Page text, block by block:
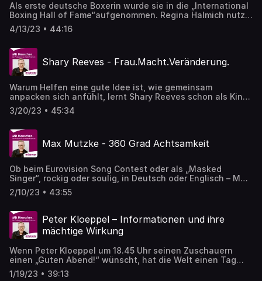
Als erste deutsche Boxerin wurde sie in die „International
Boxing Hall of Fame“aufgenommen. Regina Halmich nutzt
ihre weltweite Bekanntheit schlagkräftig für
ehrenamtliches Engagement.
4/13/23 • 44:16
Shary Reeves - Frau.Macht.Veränderung.
Warum Helfen eine gute Idee ist, wie gemeinsam
anpacken sich anfühlt, lernt Shary Reeves schon als Kind.
Sie appelliert für ein gutes, gerechtetes Miteinander, in
dem Frauen eine starke Rolle spielen. Viel gemeinsamer
Abteilung Afrika/Naher Osten bei Misereor und zur
diesjährigen Fastenaktion „Frau.Macht.Veränderung.“ mit
dem Länderschwerpunkt Madagaskar.
3/20/23 • 45:34
Max Mutzke - 360 Grad Achtsamkeit
Ob beim Eurovision Song Contest oder als „Masked
Singer“, rockig oder soulig, in Deutsch oder Englisch – Max
Mutzke kann alles singen. Als Star auf der Showbühne
nutzt er seine Stimme auch, um Haltung zu zeigen. In den
2/10/23 • 43:55
Peter Kloeppel – Informationen und ihre
mächtige Wirkung
Wenn Peter Kloeppel um 18.45 Uhr seinen Zuschauern
einen „Guten Abend!“ wünscht, hat die Welt einen Tag
lang gute und schlechte Nachrichten produziert. Prüfen,
einordnen und Nachrichten so präsentieren, dass
1/19/23 • 39:13